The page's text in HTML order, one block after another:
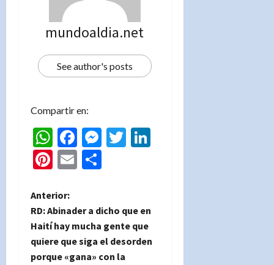
mundoaldia.net
See author's posts
Compartir en:
WhatsApp
Facebook
Messenger
Twitter
Pinterest
Email
N
a
v
Anterior:
RD: Abinader a dicho que en
Haití hay mucha gente que
quiere que siga el desorden
porque «gana» con la